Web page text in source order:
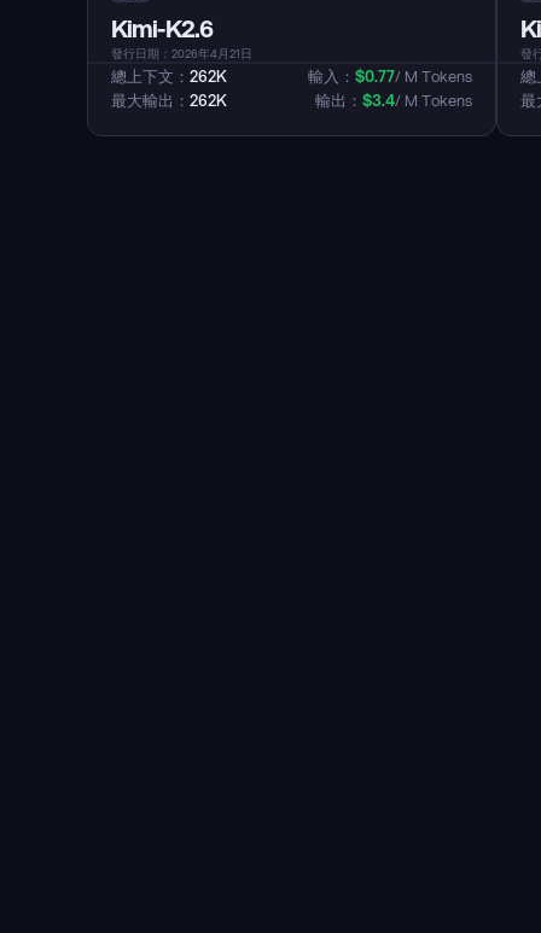
Kimi-K2.6
發行日期：2026年4月21日
總上下文： 262K
最大輸出： 262K
輸入： $0.77/ M Tokens
輸出： $3.4/ M Tokens
發
總
最